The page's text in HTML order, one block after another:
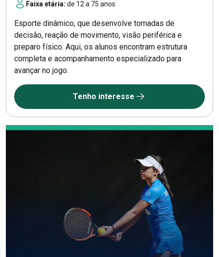
Faixa etária: de 12 a 75 anos
Esporte dinâmico, que desenvolve tomadas de
decisão, reação de movimento, visão periférica e
preparo físico. Aqui, os alunos encontram estrutura
completa e acompanhamento especializado para
avançar no jogo.
Tenho interesse